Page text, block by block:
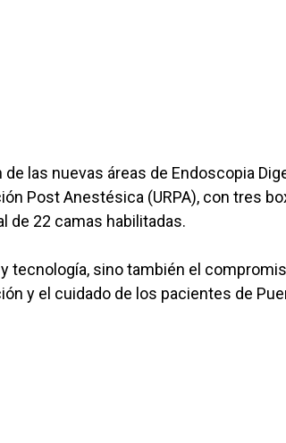
las nuevas áreas de Endoscopia
Post Anestésica (URPA), con tres
de 22 camas habilitadas.
tecnología, sino también el
y el cuidado de los pacientes de